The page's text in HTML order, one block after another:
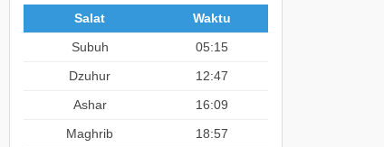
Salat
Waktu
Subuh
05:15
Dzuhur
12:47
Ashar
16:09
Maghrib
18:57